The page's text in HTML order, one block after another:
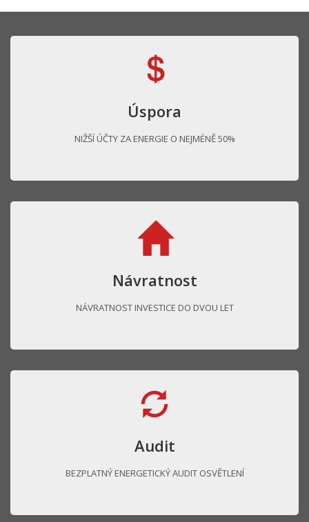
Úspora
NIŽŠÍ ÚČTY ZA ENERGIE O NEJMÉNĚ 50%
Návratnost
NÁVRATNOST INVESTICE DO DVOU LET
Audit
BEZPLATNÝ ENERGETICKÝ AUDIT OSVĚTLENÍ